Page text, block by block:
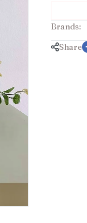
Brands:
Share